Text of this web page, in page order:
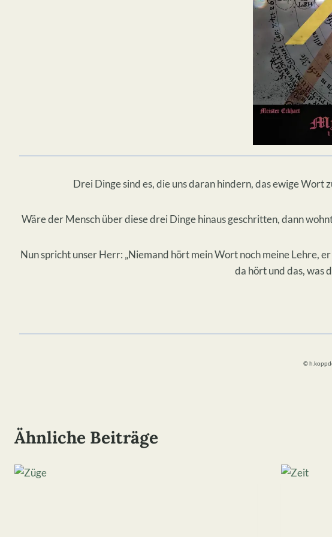
Drei Dinge sind es, die uns daran hindern, das ewige
Wäre der Mensch über diese drei Dinge hinaus geschritten, dann
Nun spricht unser Herr: „Niemand hört mein Wort noch meine Lehre,
da hört und das, was
©
Ähnliche Beiträge